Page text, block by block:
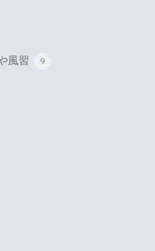
風習 9